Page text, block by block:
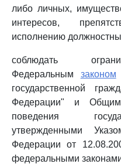
либо личных,
интересов,
исполнению
соблюдать
Федеральным законом
государственной
Федерации" и
поведения
утвержденными
Федерации от
федеральными